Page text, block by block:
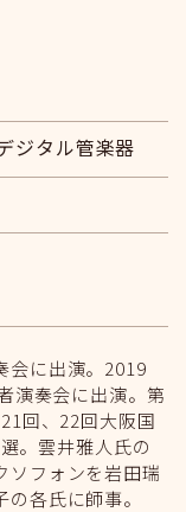
ジタル管楽器
会に出演。2019
演奏会に出演。第
回、22回大阪国
。雲井雅人氏の
ソフォンを岩田瑞
各氏に師事。